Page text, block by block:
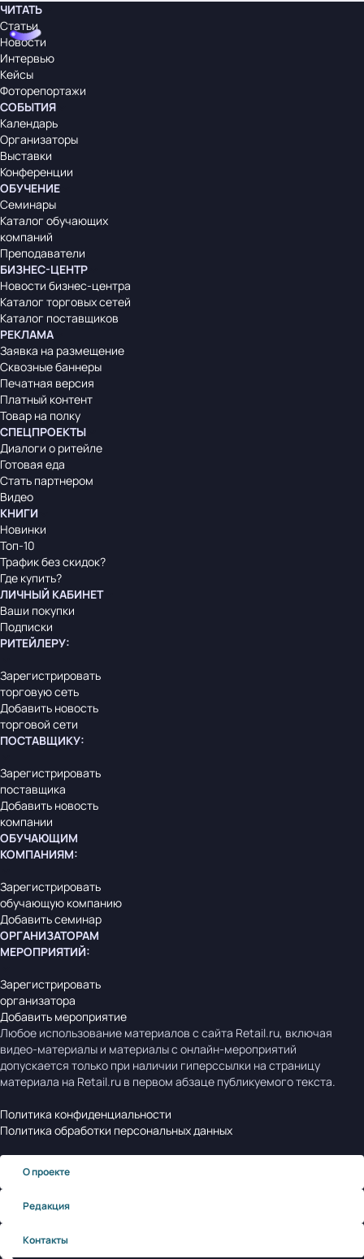
ЧИТАТЬ
Статьи
Новости
Интервью
Кейсы
Фоторепортажи
СОБЫТИЯ
Календарь
Организаторы
Выставки
Конференции
ОБУЧЕНИЕ
Семинары
Каталог обучающих
компаний
Преподаватели
БИЗНЕС-ЦЕНТР
Новости бизнес-центра
Каталог торговых сетей
Каталог поставщиков
РЕКЛАМА
Заявка на размещение
Сквозные баннеры
Печатная версия
Платный контент
Товар на полку
СПЕЦПРОЕКТЫ
Диалоги о ритейле
Готовая еда
Стать партнером
Видео
КНИГИ
Новинки
Топ-10
Трафик без скидок?
Где купить?
ЛИЧНЫЙ КАБИНЕТ
Ваши покупки
Подписки
РИТЕЙЛЕРУ:
Зарегистрировать
торговую сеть
Добавить новость
торговой сети
ПОСТАВЩИКУ:
Зарегистрировать
поставщика
Добавить новость
компании
ОБУЧАЮЩИМ
КОМПАНИЯМ:
Зарегистрировать
обучающую компанию
Добавить семинар
ОРГАНИЗАТОРАМ
МЕРОПРИЯТИЙ:
Зарегистрировать
организатора
Добавить мероприятие
Любое использование материалов с сайта Retail.ru, включая
видео-материалы и материалы с онлайн-мероприятий
допускается только при наличии гиперссылки на страницу
материала на Retail.ru в первом абзаце публикуемого текста.
Политика конфиденциальности
Политика обработки персональных данных
О проекте
Редакция
Контакты